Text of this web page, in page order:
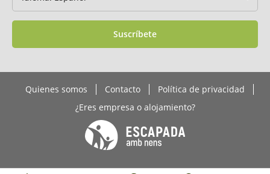
Suscríbete
Quienes somos Contacto
Política de privacidad
¿Eres empresa o alojamiento?